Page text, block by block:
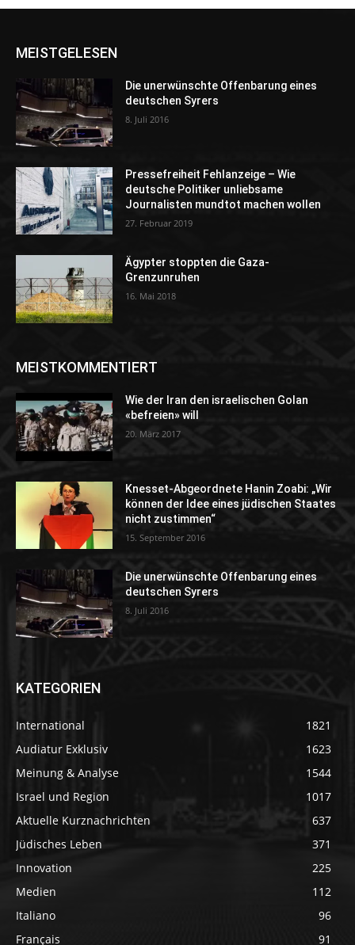
MEISTGELESEN
Die unerwünschte Offenbarung eines
deutschen Syrers
8. Juli 2016
Pressefreiheit Fehlanzeige – Wie
deutsche Politiker unliebsame
Journalisten mundtot machen wollen
27. Februar 2019
Ägypter stoppten die Gaza-
Grenzunruhen
16. Mai 2018
MEISTKOMMENTIERT
Wie der Iran den israelischen Golan
«befreien» will
20. März 2017
Knesset-Abgeordnete Hanin Zoabi: „Wir
können der Idee eines jüdischen Staates
nicht zustimmen“
15. September 2016
Die unerwünschte Offenbarung eines
deutschen Syrers
8. Juli 2016
KATEGORIEN
International
1821
Audiatur Exklusiv
1623
Meinung & Analyse
1544
Israel und Region
1017
Aktuelle Kurznachrichten
637
Jüdisches Leben
371
Innovation
225
Medien
112
Italiano
96
Français
91